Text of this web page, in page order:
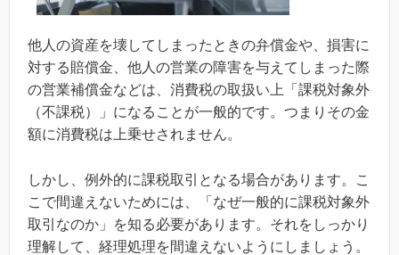
他人の資産を壊してしまったときの弁償金や、損害に
対する賠償金、他人の営業の障害を与えてしまった際
の営業補償金などは、消費税の取扱い上「課税対象外
（不課税）」になることが一般的です。つまりその金
額に消費税は上乗せされません。
しかし、例外的に課税取引となる場合があります。こ
こで間違えないためには、「なぜ一般的に課税対象外
取引なのか」を知る必要があります。それをしっかり
理解して、経理処理を間違えないようにしましょう。